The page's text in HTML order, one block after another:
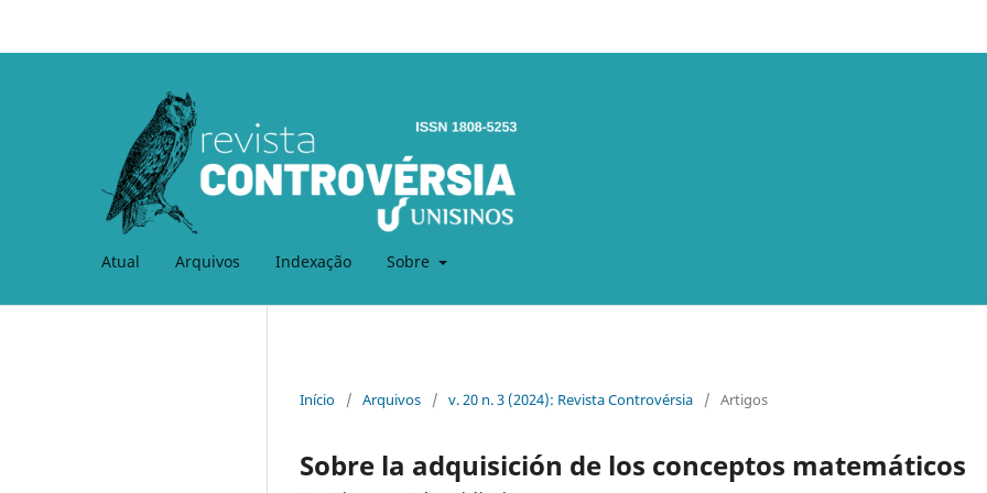
Atual Arquivos Indexação Sobre
Início / Arquivos / v. 20 n. 3 (2024): Revista Controvérsia / Artigos
Sobre la adquisición de los conceptos matemáticos